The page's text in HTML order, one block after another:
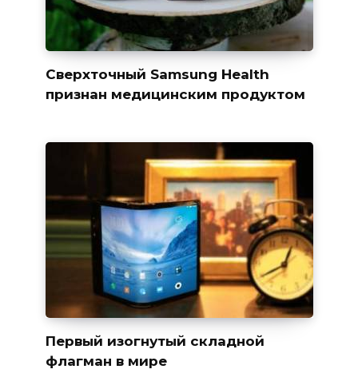
Сверхточный Samsung Health
признан медицинским продуктом
Первый изогнутый складной
флагман в мире